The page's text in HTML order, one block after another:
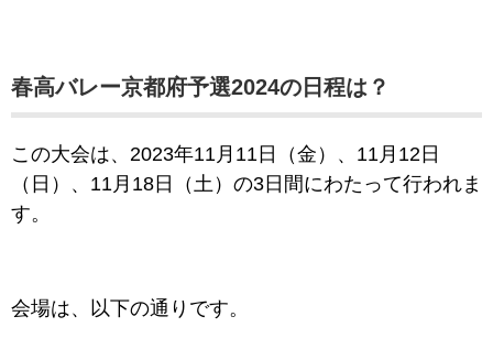
春高バレー京都府予選2024の日程は？
この大会は、2023年11月11日（金）、11月12日
（日）、11月18日（土）の3日間にわたって行われま
す。
会場は、以下の通りです。